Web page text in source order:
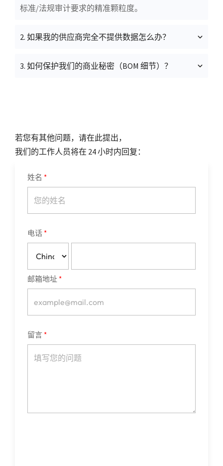
标准/法规审计要求的精准颗粒度。
2. 如果我的供应商完全不提供数据怎么办？
3. 如何保护我们的商业秘密（BOM 细节）？
若您有其他问题，请在此提出，
我们的工作人员将在 24 小时内回复：
姓名
电话
邮箱地址
留言